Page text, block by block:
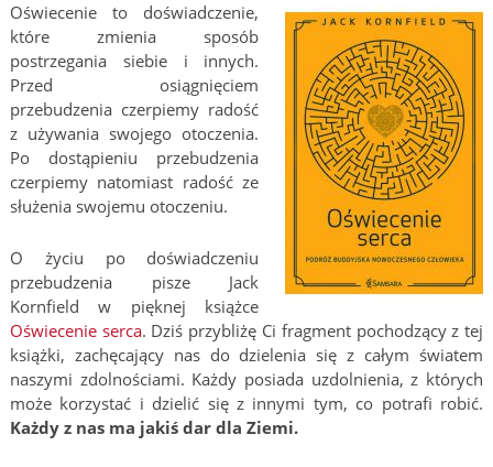
Oświecenie to doświadczenie,
które zmienia sposób
postrzegania siebie i innych.
Przed osiągnięciem
przebudzenia czerpiemy radość
z używania swojego otoczenia.
Po dostąpieniu przebudzenia
czerpiemy natomiast radość ze
służenia swojemu otoczeniu.
O życiu po doświadczeniu
przebudzenia pisze Jack
Kornfield w pięknej książce
Oświecenie serca. Dziś przybliżę Ci fragment pochodzący z tej
książki, zachęcający nas do dzielenia się z całym światem
naszymi zdolnościami. Każdy posiada uzdolnienia, z których
może korzystać i dzielić się z innymi tym, co potrafi robić.
Każdy z nas ma jakiś dar dla Ziemi.